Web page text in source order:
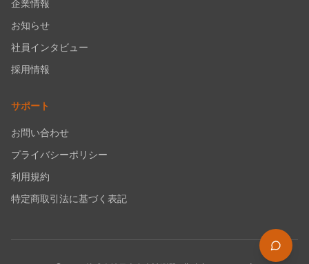
企業情報
お知らせ
社員インタビュー
採用情報
サポート
お問い合わせ
プライバシーポリシー
利用規約
特定商取引法に基づく表記